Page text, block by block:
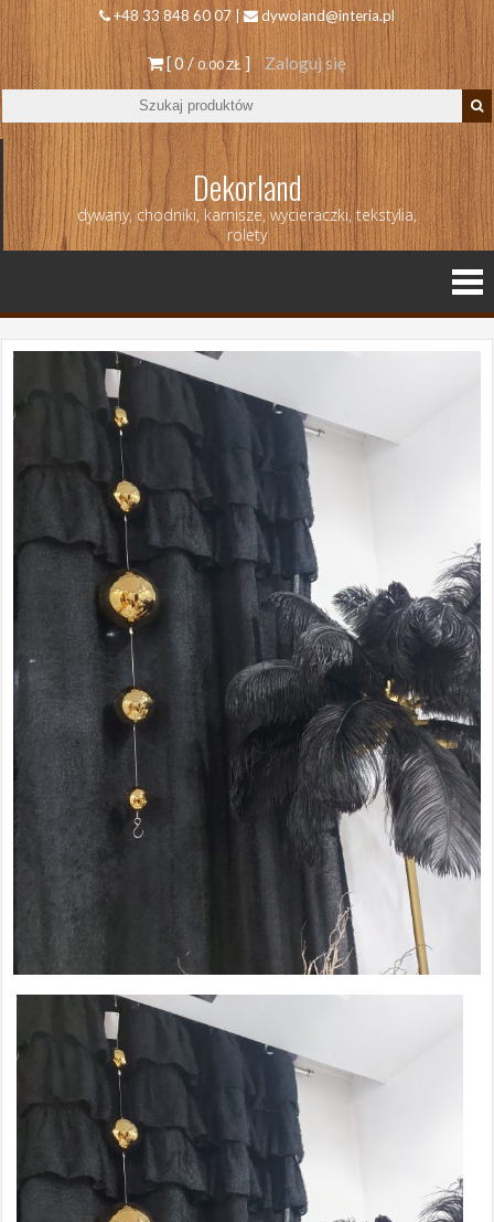
+48 33 848 60 07 | dywoland@interia.pl
[ 0 /0.00 ZŁ ] Zaloguj się
Dekorland
dywany, chodniki, karnisze, wycieraczki, tekstylia,
rolety